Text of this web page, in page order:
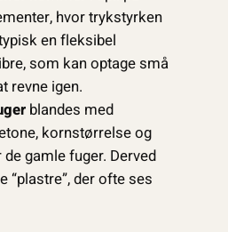
hvor trykstyrken
en fleksibel
som kan optage små
revne igen.
blandes med
kornstørrelse og
gamle fuger. Derved
“plastre”, der ofte ses